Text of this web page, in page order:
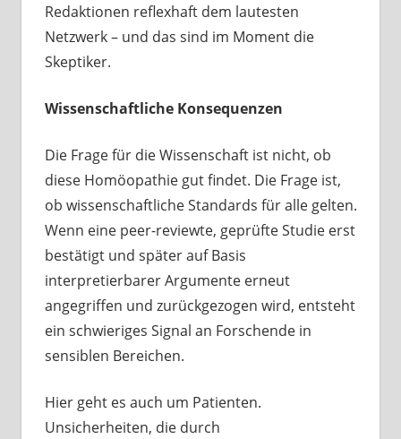
Redaktionen reflexhaft dem lautesten
Netzwerk – und das sind im Moment die
Skeptiker.
Wissenschaftliche Konsequenzen
Die Frage für die Wissenschaft ist nicht, ob
diese Homöopathie gut findet. Die Frage ist,
ob wissenschaftliche Standards für alle gelten.
Wenn eine peer-reviewte, geprüfte Studie erst
bestätigt und später auf Basis
interpretierbarer Argumente erneut
angegriffen und zurückgezogen wird, entsteht
ein schwieriges Signal an Forschende in
sensiblen Bereichen.
Hier geht es auch um Patienten.
Unsicherheiten, die durch